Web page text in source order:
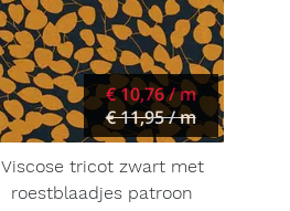
€ 10,76 / m
€ 11,95 / m
Viscose tricot zwart met
roestblaadjes patroon